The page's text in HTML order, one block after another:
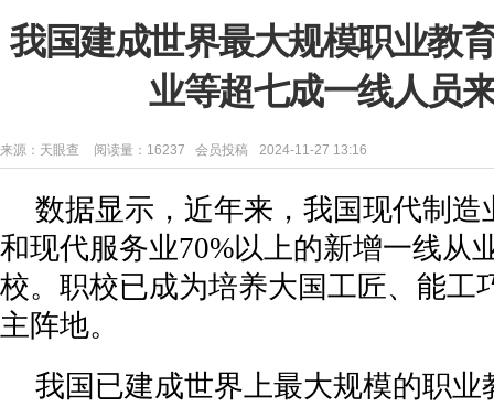
便宜的车也能高安全
左手纯电右手LNG皆获大奖乘龙重卡全力赋能
新能源重卡渗透率再创新高
天眼新知 — 宠物行业现状与发展：宠物如何成
羽绒制品“以丝代绒”造假产业链曝光，我国羽
企
屯昌：让百姓享受更优南药康养服务
新时代中国调研行之看区域·西部篇丨抱团返乡
行
贵州省第三届美丽乡村篮球联赛半决赛黔东南
我国建成世界最大规模职业教
业等超七成一线人员
来源：天眼查 2024-11-27 13:16
阅读量：16237 会员投稿
数据显示，近年来，我国现代制
和现代服务业70%以上的新增一线从
校。职校已成为培养大国工匠、能工
主阵地。
我国已建成世界上最大规模的职